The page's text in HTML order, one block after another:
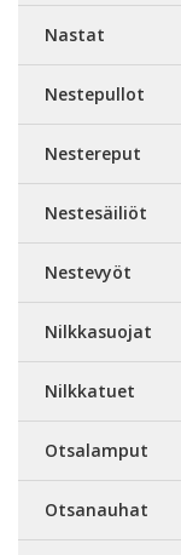
Nastat
Nestepullot
Nestereput
Nestesäiliöt
Nestevyöt
Nilkkasuojat
Nilkkatuet
Otsalamput
Otsanauhat